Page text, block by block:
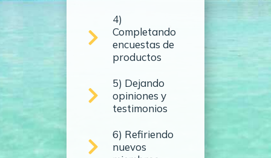
4)
Completando
encuestas de
productos
5) Dejando
opiniones y
testimonios
6) Refiriendo
nuevos